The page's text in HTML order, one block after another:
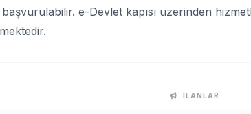
e-Devlet kapısı üzerinden
İLANLAR